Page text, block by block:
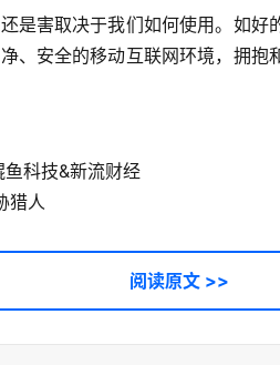
是害取决于我们如何使用。如
、安全的移动互联网环境，拥
科技&新流财经
猎人
阅读原文 >>